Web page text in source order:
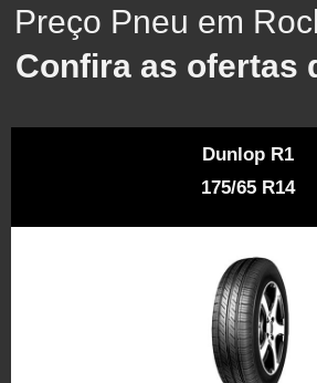
Preço Pneu em
Confira as ofertas
Dunlop R1
175/65 R14